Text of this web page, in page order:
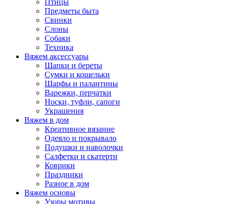
Птицы
Предметы быта
Свинки
Слоны
Собаки
Техника
Вяжем аксессуары
Шапки и береты
Сумки и кошельки
Шарфы и палантины
Варежки, перчатки
Носки, туфли, сапоги
Украшения
Вяжем в дом
Креативное вязание
Одеяло и покрывало
Подушки и наволочки
Салфетки и скатерти
Коврики
Праздники
Разное в дом
Вяжем основы
Узоры мотивы